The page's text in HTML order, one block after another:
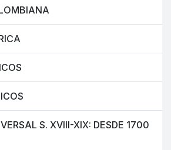
S. XVIII-XIX: DESDE 1700